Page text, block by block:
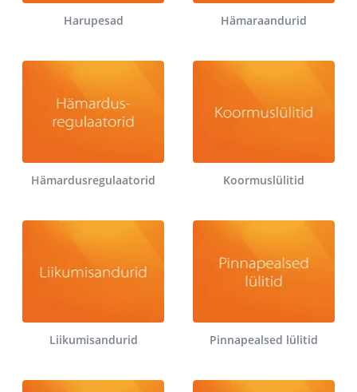
Harupesad Hämaraandurid
Hämardusregulaatorid Koormuslülitid
Liikumisandurid Pinnapealsed lülitid